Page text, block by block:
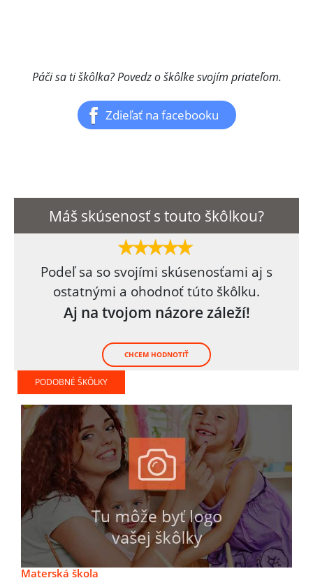
Páči sa ti škôlka? Povedz o škôlke svojím priateľom.
Zdieľať na facebooku
Máš skúsenosť s touto škôlkou?
Podeľ sa so svojími skúsenosťami aj s
ostatnými a ohodnoť túto škôlku.
Aj na tvojom názore záleží!
CHCEM HODNOTIŤ
PODOBNÉ ŠKÔLKY
Materská škola